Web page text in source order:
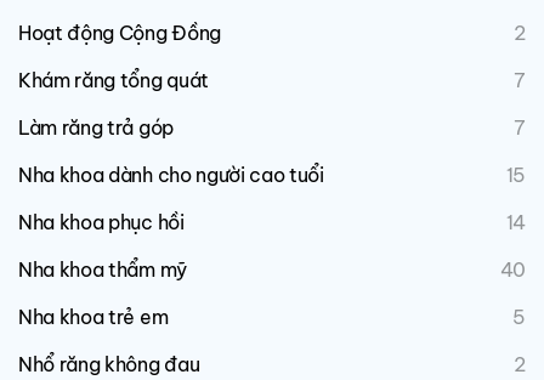
Hoạt động Cộng Đồng
2
Khám răng tổng quát
7
Làm răng trả góp
7
Nha khoa dành cho người cao tuổi
15
Nha khoa phục hồi
14
Nha khoa thẩm mỹ
40
Nha khoa trẻ em
5
Nhổ răng không đau
2